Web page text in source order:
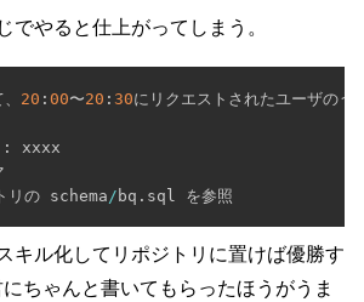
でやると仕上がってしまう。
20 : 00〜20 : 30にリクエストされたユーザの
:
リの schema / bq .
キル化してリポジトリに置けば優勝す
ちゃんと書いてもらったほうがうま